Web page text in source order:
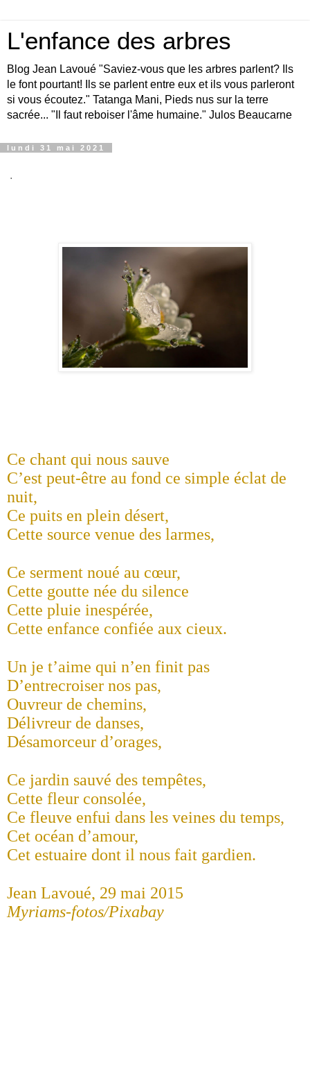
L'enfance des arbres
Blog Jean Lavoué "Saviez-vous que les arbres parlent? Ils
le font pourtant! Ils se parlent entre eux et ils vous parleront
si vous écoutez." Tatanga Mani, Pieds nus sur la terre
sacrée... "Il faut reboiser l'âme humaine." Julos Beaucarne
lundi 31 mai 2021
.
Ce chant qui nous sauve
C’est peut-être au fond ce simple éclat de
nuit,
Ce puits en plein désert,
Cette source venue des larmes,
Ce serment noué au cœur,
Cette goutte née du silence
Cette pluie inespérée,
Cette enfance confiée aux cieux.
Un je t’aime qui n’en finit pas
D’entrecroiser nos pas,
Ouvreur de chemins,
Délivreur de danses,
Désamorceur d’orages,
Ce jardin sauvé des tempêtes,
Cette fleur consolée,
Ce fleuve enfui dans les veines du temps,
Cet océan d’amour,
Cet estuaire dont il nous fait gardien.
Jean Lavoué, 29 mai 2015
Myriams-fotos/Pixabay